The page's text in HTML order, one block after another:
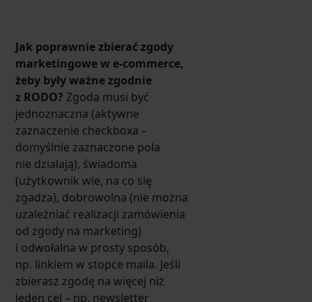
Jak poprawnie zbierać zgody
marketingowe w e-commerce,
żeby były ważne zgodnie
z RODO? Zgoda musi być
jednoznaczna (aktywne
zaznaczenie checkboxa –
domyślnie zaznaczone pola
nie działają), świadoma
(użytkownik wie, na co się
zgadza), dobrowolna (nie można
uzależniać realizacji zamówienia
od zgody na marketing)
i odwołalna w prosty sposób,
np. linkiem w stopce maila. Jeśli
zbierasz zgodę na więcej niż
jeden cel – np. newsletter